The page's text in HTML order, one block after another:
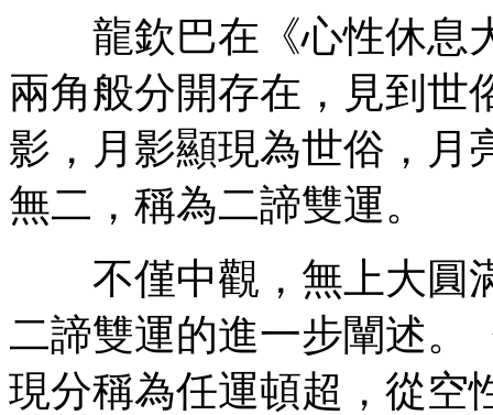
龍欽巴在《心性休息
兩角般分開存在，見到世
影，月影顯現為世俗，月
無二，稱為二諦雙運。
不僅中觀，無上大圓
二諦雙運的進一步闡述。
現分稱為任運頓超，從空